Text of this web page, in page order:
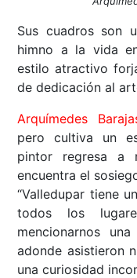
Sus cuadros son
himno a la vida
estilo atractivo
de dedicación al
Arquímedes
pero cultiva un
pintor regresa a
encuentra el
“Valledupar tiene
todos los
mencionarnos
adonde asistieron
una curiosidad